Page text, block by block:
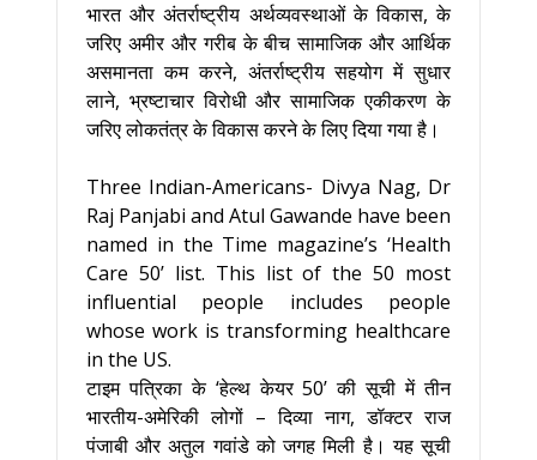
भारत और अंतर्राष्ट्रीय अर्थव्यवस्थाओं के विकास, के
जरिए अमीर और गरीब के बीच सामाजिक और आर्थिक
असमानता कम करने, अंतर्राष्ट्रीय सहयोग में सुधार
लाने, भ्रष्टाचार विरोधी और सामाजिक एकीकरण के
जरिए लोकतंत्र के विकास करने के लिए दिया गया है।
Three Indian-Americans- Divya Nag, Dr
Raj Panjabi and Atul Gawande have been
named in the Time magazine’s ‘Health
Care 50’ list. This list of the 50 most
influential people includes people
whose work is transforming healthcare
in the US.
टाइम पत्रिका के ‘हेल्थ केयर 50’ की सूची में तीन
भारतीय-अमेरिकी लोगों – दिव्या नाग, डॉक्टर राज
पंजाबी और अतुल गवांडे को जगह मिली है। यह सूची